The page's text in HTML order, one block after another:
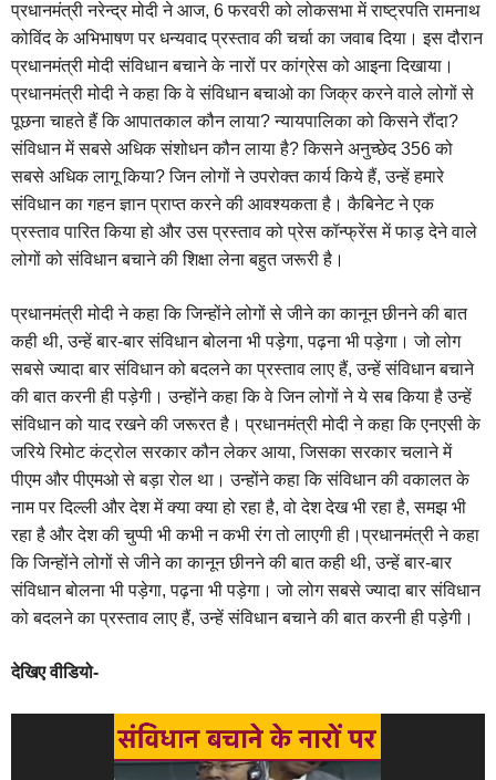
प्रधानमंत्री नरेन्द्र मोदी ने आज, 6 फरवरी को लोकसभा में राष्ट्रपति रामनाथ
कोविंद के अभिभाषण पर धन्यवाद प्रस्ताव की चर्चा का जवाब दिया। इस दौरान
प्रधानमंत्री मोदी संविधान बचाने के नारों पर कांग्रेस को आइना दिखाया।
प्रधानमंत्री मोदी ने कहा कि वे संविधान बचाओ का जिक्र करने वाले लोगों से
पूछना चाहते हैं कि आपातकाल कौन लाया? न्यायपालिका को किसने रौंदा?
संविधान में सबसे अधिक संशोधन कौन लाया है? किसने अनुच्छेद 356 को
सबसे अधिक लागू किया? जिन लोगों ने उपरोक्त कार्य किये हैं, उन्हें हमारे
संविधान का गहन ज्ञान प्राप्त करने की आवश्यकता है। कैबिनेट ने एक
प्रस्ताव पारित किया हो और उस प्रस्ताव को प्रेस कॉन्फ्रेंस में फाड़ देने वाले
लोगों को संविधान बचाने की शिक्षा लेना बहुत जरूरी है।
प्रधानमंत्री मोदी ने कहा कि जिन्होंने लोगों से जीने का कानून छीनने की बात
कही थी, उन्हें बार-बार संविधान बोलना भी पड़ेगा, पढ़ना भी पड़ेगा। जो लोग
सबसे ज्यादा बार संविधान को बदलने का प्रस्ताव लाए हैं, उन्हें संविधान बचाने
की बात करनी ही पड़ेगी। उन्होंने कहा कि वे जिन लोगों ने ये सब किया है उन्हें
संविधान को याद रखने की जरूरत है। प्रधानमंत्री मोदी ने कहा कि एनएसी के
जरिये रिमोट कंट्रोल सरकार कौन लेकर आया, जिसका सरकार चलाने में
पीएम और पीएमओ से बड़ा रोल था। उन्होंने कहा कि संविधान की वकालत के
नाम पर दिल्ली और देश में क्या क्या हो रहा है, वो देश देख भी रहा है, समझ भी
रहा है और देश की चुप्पी भी कभी न कभी रंग तो लाएगी ही।प्रधानमंत्री ने कहा
कि जिन्होंने लोगों से जीने का कानून छीनने की बात कही थी, उन्हें बार-बार
संविधान बोलना भी पड़ेगा, पढ़ना भी पड़ेगा। जो लोग सबसे ज्यादा बार संविधान
को बदलने का प्रस्ताव लाए हैं, उन्हें संविधान बचाने की बात करनी ही पड़ेगी।
देखिए वीडियो-